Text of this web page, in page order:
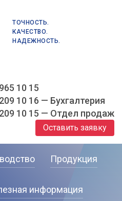
ТОЧНОСТЬ.
КАЧЕСТВО.
НАДЕЖНОСТЬ.
10 15
10 16 — Бухгалтерия
10 15 — Отдел продаж
Оставить заявку
Продукция
информация